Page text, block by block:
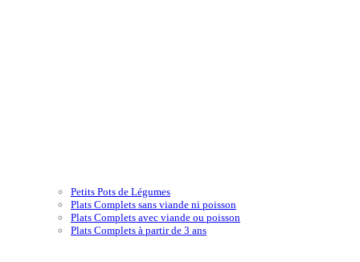
Petits Pots de Légumes
Plats Complets sans viande ni poisson
Plats Complets avec viande ou poisson
Plats Complets à partir de 3 ans